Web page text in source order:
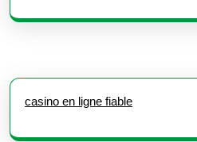
casino en ligne fiable